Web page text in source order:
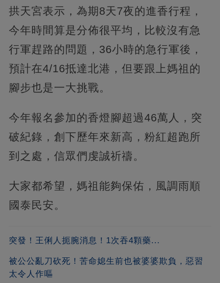
拱天宮表示，為期8天7夜的進香行程，
今年時間算是分佈很平均，比較沒有急
行軍趕路的問題，36小時的急行軍後，
預計在4/16抵達北港，但要跟上媽祖的
腳步也是一大挑戰。
今年報名參加的香燈腳超過46萬人，突
破紀錄，創下歷年來新高，粉紅超跑所
到之處，信眾們虔誠祈禱。
大家都希望，媽祖能夠保佑，風調雨順
國泰民安。
突發！王俐人扼腕消息！1次吞4顆藥...
被公公亂刀砍死！苦命媳生前也被婆婆欺負，惡習
太令人作嘔